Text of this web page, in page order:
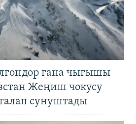
гана чыгышы
Жеңиш чокусу
сунуштады